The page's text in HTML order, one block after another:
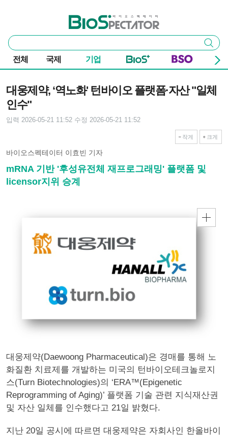
바이오스펙테이터
통
합
검
색
검색
전체 국제 기업
대웅제약, ‘역노화' 턴바이오 플랫폼·자산 "일체
인수"
입력 2026-05-21 11:52 수정 2026-05-21 11:52
작게 크게
바이오스펙테이터 이효빈 기자
mRNA 기반 '후성유전체 재프로그래밍' 플랫폼 및
licensor지위 승계
대웅제약(Daewoong Pharmaceutical)은 경매를 통해 노
화질환 치료제를 개발하는 미국의 턴바이오테크놀로지
스(Turn Biotechnologies)의 ‘ERA™(Epigenetic
Reprogramming of Aging)’ 플랫폼 기술 관련 지식재산권
및 자산 일체를 인수했다고 21일 밝혔다.
지난 20일 공시에 따르면 대웅제약은 자회사인 한올바이